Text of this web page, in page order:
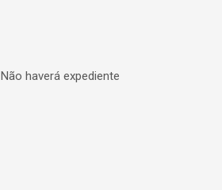
Não haverá expediente